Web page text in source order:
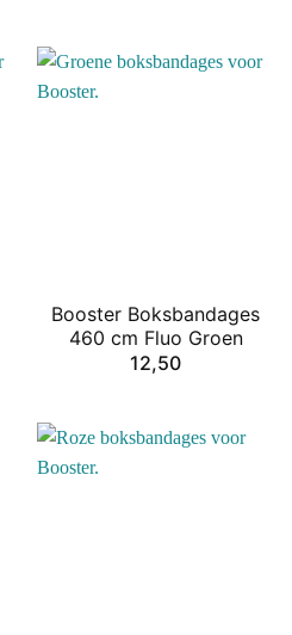
Booster Boksbandages
460 cm Fluo Groen
12,50